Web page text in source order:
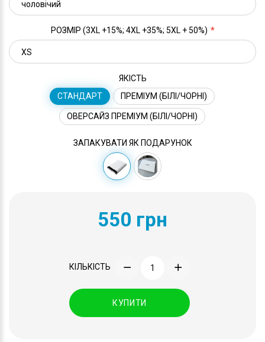
РОЗМІР (3XL +15%; 4XL +35%; 5XL + 50%)
ЯКІСТЬ
СТАНДАРТ
ПРЕМІУМ (БІЛІ/ЧОРНІ)
ОВЕРСАЙЗ ПРЕМІУМ (БІЛІ/ЧОРНІ)
ЗАПАКУВАТИ ЯК ПОДАРУНОК
550 грн
КІЛЬКІСТЬ
КУПИТИ